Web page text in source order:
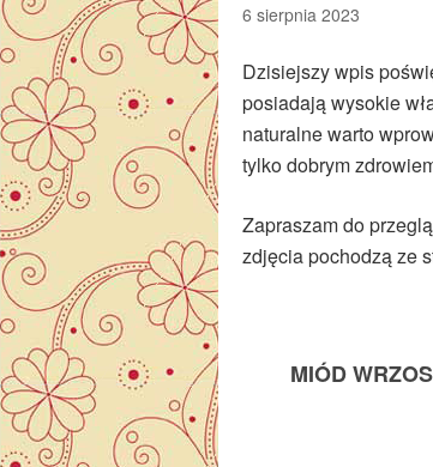
6 sierpnia 2023
Dzisiejszy wpis
posiadają wysokie
naturalne warto
tylko dobrym
Zapraszam do
zdjęcia pochodzą ze
MIÓD